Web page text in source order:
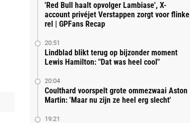
'Red Bull haalt opvolger Lambiase', X-
account privéjet Verstappen zorgt voor flinke
rel | GPFans Recap
20:51
Lindblad blikt terug op bijzonder moment
Lewis Hamilton: "Dat was heel cool"
20:04
Coulthard voorspelt grote ommezwaai Aston
Martin: 'Maar nu zijn ze heel erg slecht'
19:21